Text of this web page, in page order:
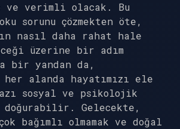
ve verimli olacak. Bu
sorunu çözmekten öte,
nasıl daha rahat hale
üzerine bir adım
bir yandan da,
alanda hayatımızı ele
sosyal ve psikolojik
Gelecekte,
bağımlı olmamak ve doğal